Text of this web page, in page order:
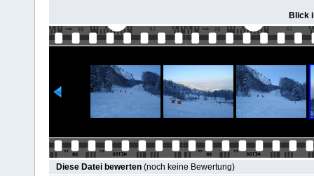
Blick
Diese Datei bewerten (noch keine Bewertung)